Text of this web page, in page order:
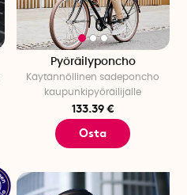
Pyöräilyponcho
Käytännöllinen sadeponcho
kaupunkipyöräilijälle
133.39 €
Osta